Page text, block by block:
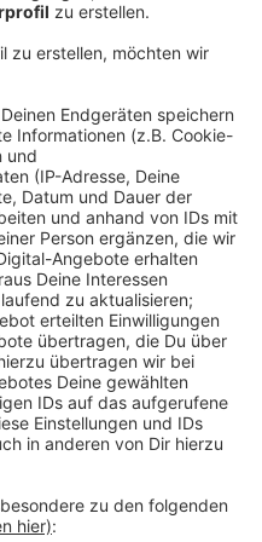
der Unbekannte tat als
achteinhalb tausend
13:56
und
Die Polizei hat
ein Handyfoto des
um Hilfe bei der
oder seinem
sich bitte bei der